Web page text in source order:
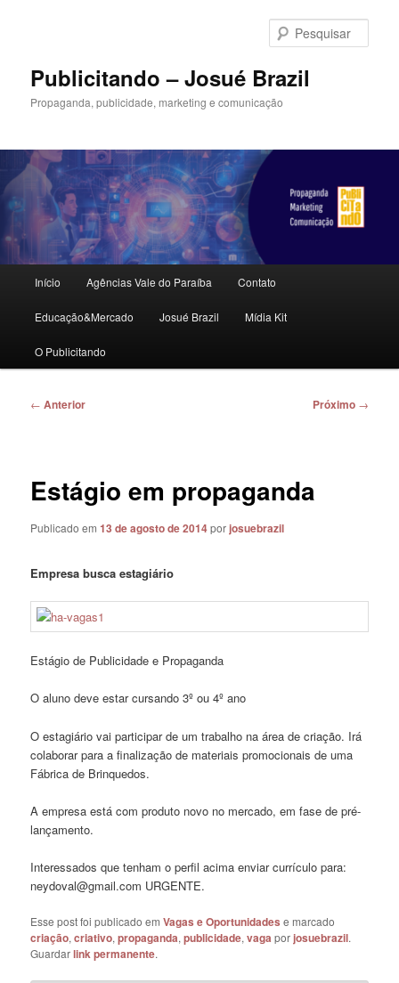
principalPublicitando – Josué Brazil
Propaganda, publicidade, marketing e comunicação
principal
Início Agências Vale do Paraíba Contato
Educação&Mercado Josué Brazil Mídia Kit
O Publicitando
Navegação
← Anterior Próximo →
Estágio em propaganda
Publicado em13 de agosto de 2014porjosuebrazil
Empresa busca estagiário
Estágio de Publicidade e Propaganda
O aluno deve estar cursando 3º ou 4º ano
O estagiário vai participar de um trabalho na área de criação. Irá
colaborar para a finalização de materiais promocionais de uma
Fábrica de Brinquedos.
A empresa está com produto novo no mercado, em fase de pré-
lançamento.
Interessados que tenham o perfil acima enviar currículo para:
neydoval@gmail.com URGENTE.
Esse post foi publicado emVagas e Oportunidades e marcado
criação,criativo,propaganda,publicidade,vaga porjosuebrazil.
Guardarlink permanente.